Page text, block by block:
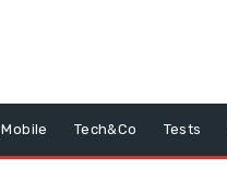
Mobile Tech&Co Tests